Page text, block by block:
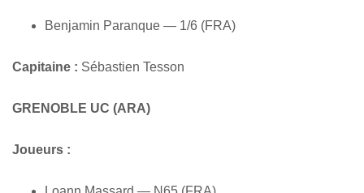
Benjamin Paranque — 1/6 (FRA)
Capitaine : Sébastien Tesson
GRENOBLE UC (ARA)
Joueurs :